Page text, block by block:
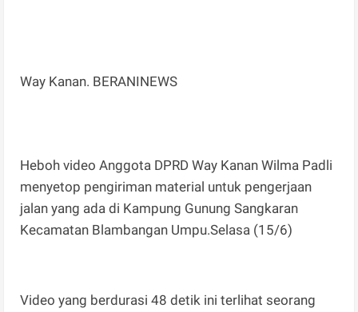
Way Kanan. BERANINEWS
Heboh video Anggota DPRD Way Kanan Wilma Padli
menyetop pengiriman material untuk pengerjaan
jalan yang ada di Kampung Gunung Sangkaran
Kecamatan Blambangan Umpu.Selasa (15/6)
Video yang berdurasi 48 detik ini terlihat seorang